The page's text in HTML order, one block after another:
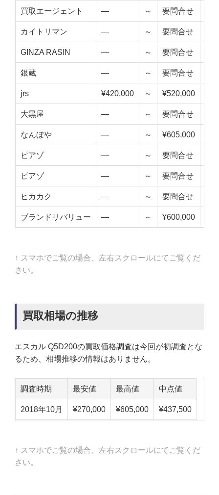
買取エージェント — ～ 要問合せ
カイトリマン — ～ 要問合せ
GINZA RASIN — ～ 要問合せ
銀蔵 — ～ 要問合せ
jrs ¥420,000 ～ ¥520,000
大黒屋 — ～ 要問合せ
なんぼや — ～ ¥605,000
ピアゾ — ～ 要問合せ
ピアゾ — ～ 要問合せ
ヒカカク — ～ 要問合せ
ブランドリバリュー — ～ ¥600,000
↑ スマホでご覧の場合、左右スクロールにてご覧くだ
さい。
買取相場の推移
エスカル Q5D200の買取価格調査は今回が初調査とな
るため、相場推移の情報はありません。
調査時期 最安値 最高値 中点値
2018年10月 ¥270,000 ¥605,000 ¥437,500
↑ スマホでご覧の場合、左右スクロールにてご覧くだ
さい。